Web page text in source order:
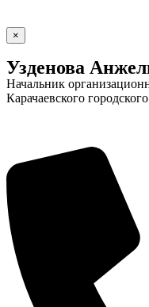
Новости
Газета "Минги Тау"
код кластера
×
Узденова
Начальник
Карачаевского